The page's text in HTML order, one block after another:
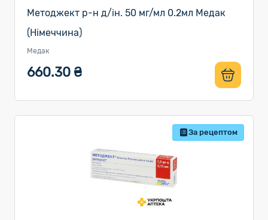
Методжект р-н д/ін. 50 мг/мл 0.2мл Медак
(Німеччина)
Медак
660.30 ₴
За рецептом